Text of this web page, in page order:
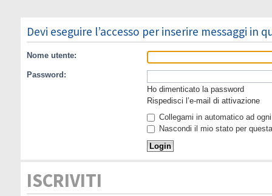
Devi eseguire l’accesso per inserire messaggi in
Nome utente:
Password:
Ho dimenticato la password
Rispedisci l’e-mail di attivazione
Collegami in automatico ad
Nascondi il mio stato per
ISCRIVITI